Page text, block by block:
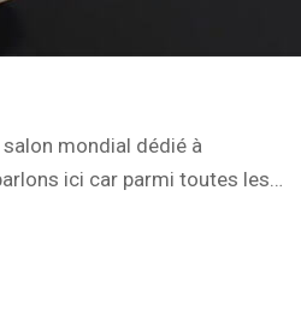
mondial dédié à
ici car parmi toutes les…